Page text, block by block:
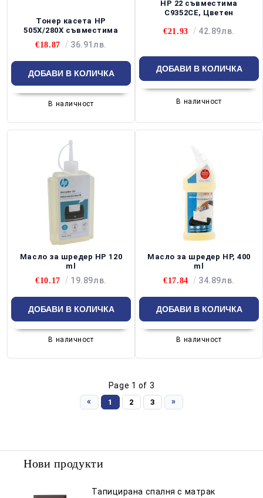
Тонер касета HP
505X/280X съвместима
€18.87
36.91лв.
В наличност
HP 22 съвместима
C9352CE, Цветен
€21.93 42.89лв.
В наличност
Масло за шредер HP 120
ml
€10.17
19.89лв.
В наличност
Масло за шредер HP, 400
ml
€17.84
34.89лв.
В наличност
Page 1 of 3
«
1 2 3 »
Нови продукти
Тапицирана спалня с матрак